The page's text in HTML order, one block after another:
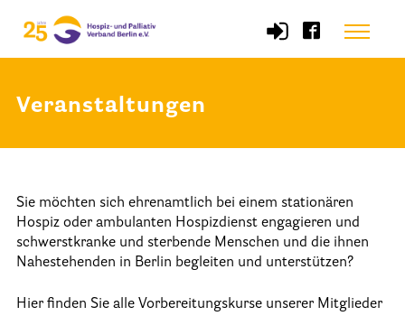
Menu
Start
Selbstverständnis und Leitsätze
Satzung des HPV Berlin e.V.
Mitgliedschaft im Verband
Vorstand des HPV Berlin
Veranstaltungen
Sie möchten sich ehrenamtlich bei einem stationären
Hospiz oder ambulanten Hospizdienst engagieren und
schwerstkranke und sterbende Menschen und die ihnen
Nahestehenden in Berlin begleiten und unterstützen?
Hier finden Sie alle Vorbereitungskurse unserer Mitglieder